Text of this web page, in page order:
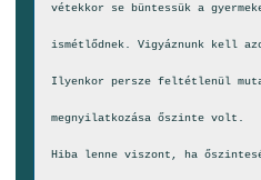
vétekkor se büntessük a
ismétlődnek. Vigyáznunk kell
Ilyenkor persze feltétlenül
megnyilatkozása őszinte volt.
Hiba lenne viszont, ha